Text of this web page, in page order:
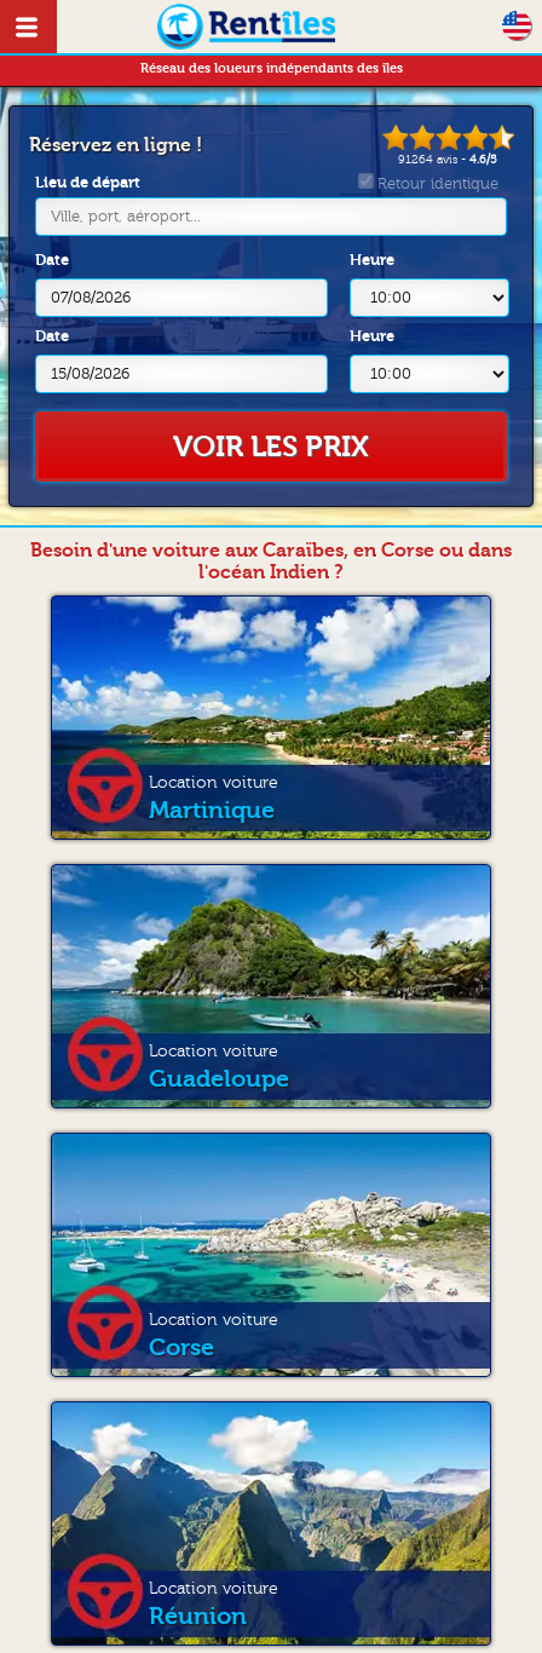
Réseau des loueurs indépendants des îles
91264 avis -4.6/5
Réservez en ligne !
Lieu de départ Retour identique
Date Heure
Date Heure
VOIR LES PRIX
Besoin d'une voiture aux Caraïbes, en Corse ou dans
l'océan Indien ?
Location voiture
Martinique
Location voiture
Guadeloupe
Location voiture
Corse
Location voiture
Réunion